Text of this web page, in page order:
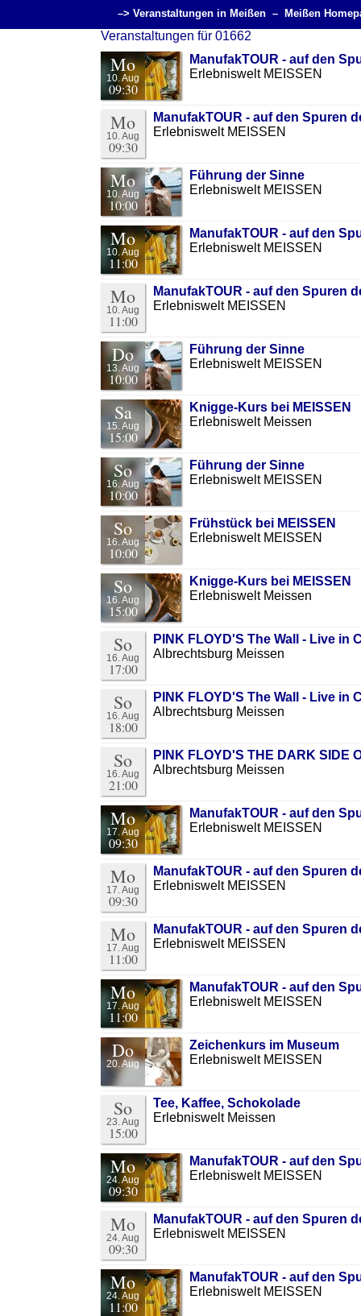
–> Veranstaltungen in Meißen – Meißen
Veranstaltungen für 01662
Mo
10. Aug
09:30
ManufakTOUR - auf den
Erlebniswelt MEISSEN
Mo
10. Aug
09:30
ManufakTOUR - auf den Spuren
Erlebniswelt MEISSEN
Mo
10. Aug
10:00
Führung der Sinne
Erlebniswelt MEISSEN
Mo
10. Aug
11:00
ManufakTOUR - auf den
Erlebniswelt MEISSEN
Mo
10. Aug
11:00
ManufakTOUR - auf den Spuren
Erlebniswelt MEISSEN
Do
13. Aug
10:00
Führung der Sinne
Erlebniswelt MEISSEN
Sa
15. Aug
15:00
Knigge-Kurs bei MEISSEN
Erlebniswelt Meissen
So
16. Aug
10:00
Führung der Sinne
Erlebniswelt MEISSEN
So
16. Aug
10:00
Frühstück bei MEISSEN
Erlebniswelt MEISSEN
So
16. Aug
15:00
Knigge-Kurs bei MEISSEN
Erlebniswelt Meissen
So
16. Aug
17:00
PINK FLOYD'S The Wall - Live in
Albrechtsburg Meissen
So
16. Aug
18:00
PINK FLOYD'S The Wall - Live in
Albrechtsburg Meissen
So
16. Aug
21:00
PINK FLOYD'S THE DARK SIDE
Albrechtsburg Meissen
Mo
17. Aug
09:30
ManufakTOUR - auf den
Erlebniswelt MEISSEN
Mo
17. Aug
09:30
ManufakTOUR - auf den Spuren
Erlebniswelt MEISSEN
Mo
17. Aug
11:00
ManufakTOUR - auf den Spuren
Erlebniswelt MEISSEN
Mo
17. Aug
11:00
ManufakTOUR - auf den
Erlebniswelt MEISSEN
Do
20. Aug
Zeichenkurs im Museum
Erlebniswelt MEISSEN
So
23. Aug
15:00
Tee, Kaffee, Schokolade
Erlebniswelt Meissen
Mo
24. Aug
09:30
ManufakTOUR - auf den
Erlebniswelt MEISSEN
Mo
24. Aug
09:30
ManufakTOUR - auf den Spuren
Erlebniswelt MEISSEN
Mo
24. Aug
11:00
ManufakTOUR - auf den
Erlebniswelt MEISSEN